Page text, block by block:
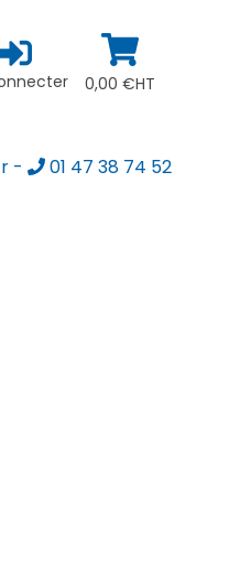
0,00 €HT
- 01 47 38 74 52